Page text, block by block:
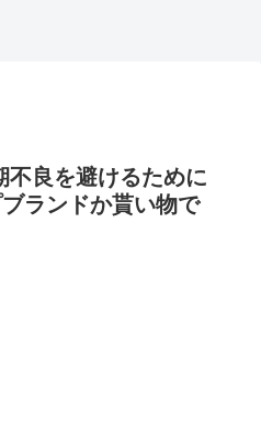
不良を避けるために
ランドか貰い物で